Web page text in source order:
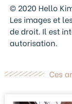
© 2020 Hello
Les images et
de droit. Il est
autorisation.
Ces